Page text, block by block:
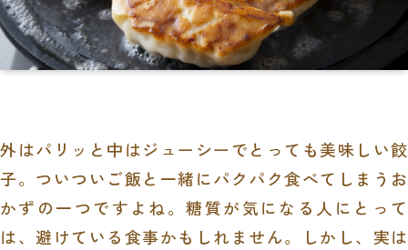
外はパリッと中はジューシーでとっても美味しい餃
子。ついついご飯と一緒にパクパク食べてしまうお
かずの一つですよね。糖質が気になる人にとって
は、避けている食事かもしれません。しかし、実は